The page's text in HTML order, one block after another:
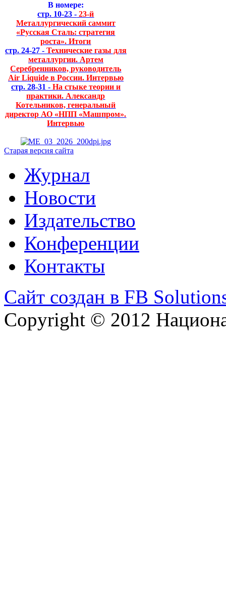
В номере:
стр. 10-23 - 23-й
Металлургический саммит
«Русская Сталь: стратегия
роста». Итоги
стр. 24-27 - Технические газы для
металлургии. Артем
Серебренников, руководитель
Air Liquide в России. Интервью
стр. 28-31 - На стыке теории и
практики. Александр
Котельников, генеральный
директор АО «НПП «Машпром».
Интервью
Старая версия сайта
Журнал
Новости
Издательство
Конференции
Контакты
Сайт создан в FB
Copyright © 2012